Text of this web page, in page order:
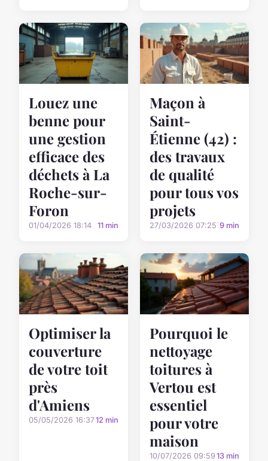
Louez une
benne pour
une gestion
efficace des
déchets à La
Roche-sur-
Foron
01/04/2026 18:14 11 min
Maçon à
Saint-
Étienne (42) :
des travaux
de qualité
pour tous vos
projets
27/03/2026 07:25 9 min
Optimiser la
couverture
de votre toit
près
d'Amiens
05/05/2026 16:3712 min
Pourquoi le
nettoyage
toitures à
Vertou est
essentiel
pour votre
maison
10/07/2026 09:59 13 min